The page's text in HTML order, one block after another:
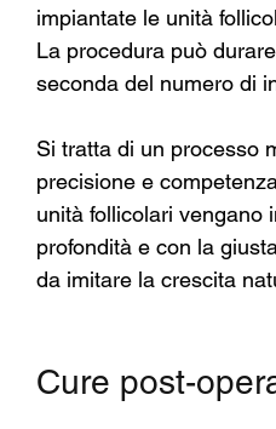
impiantate le unità
La procedura può
seconda del numero di
Si tratta di un processo
precisione e
unità follicolari vengano
profondità e con la
da imitare la crescita
Cure post-